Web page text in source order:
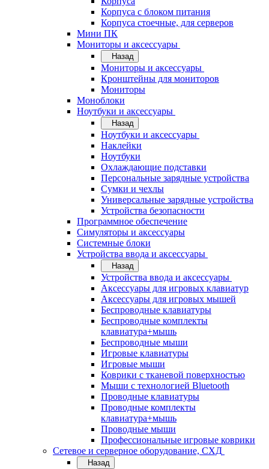
Корпуса с блоком питания
Корпуса стоечные, для серверов
Мини ПК
Мониторы и аксессуары
Назад
Мониторы и аксессуары
Кронштейны для мониторов
Мониторы
Моноблоки
Ноутбуки и аксессуары
Назад
Ноутбуки и аксессуары
Наклейки
Ноутбуки
Охлаждающие подставки
Персональные зарядные устройства
Сумки и чехлы
Универсальные зарядные устройства
Устройства безопасности
Программное обеспечение
Симуляторы и аксессуары
Системные блоки
Устройства ввода и аксессуары
Назад
Устройства ввода и аксессуары
Аксессуары для игровых клавиатур
Аксессуары для игровых мышей
Беспроводные клавиатуры
Беспроводные комплекты
клавиатура+мышь
Беспроводные мыши
Игровые клавиатуры
Игровые мыши
Коврики с тканевой поверхностью
Мыши с технологией Bluetooth
Проводные клавиатуры
Проводные комплекты
клавиатура+мышь
Проводные мыши
Профессиональные игровые коврики
Сетевое и серверное оборудование, СХД
Назад